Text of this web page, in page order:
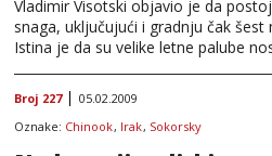
Vladimir Visotski objavio je da
snaga, uključujući i gradnju čak
Istina je da su velike letne palube
Broj 227
05.02.2009
Oznake: Chinook, Irak, Sokorsky